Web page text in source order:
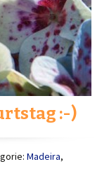
:-)
Madeira,